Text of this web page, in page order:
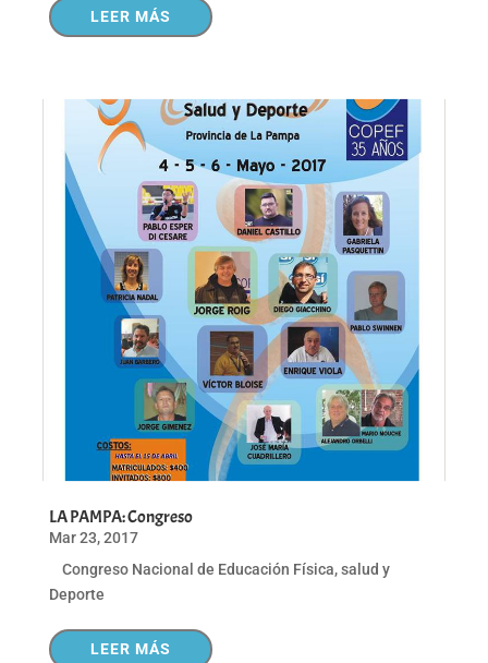
LEER MÁS
LA PAMPA: Congreso
Mar 23, 2017
Congreso Nacional de Educación Física, salud y
Deporte
LEER MÁS